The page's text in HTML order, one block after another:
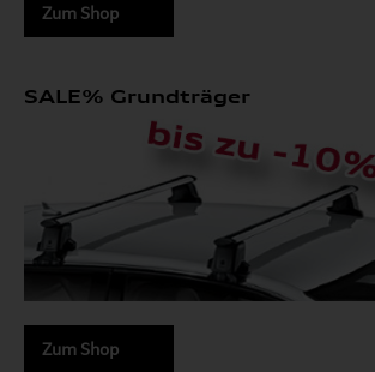
Zum Shop
SALE% Grundträger
Zum Shop